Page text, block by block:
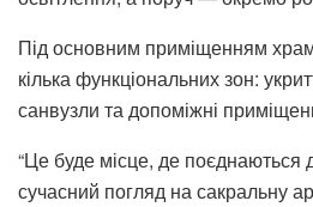
Під основним приміщенням
кілька функціональних зон:
санвузли та допоміжні
“Це буде місце, де поєднаються
сучасний погляд на сакральну